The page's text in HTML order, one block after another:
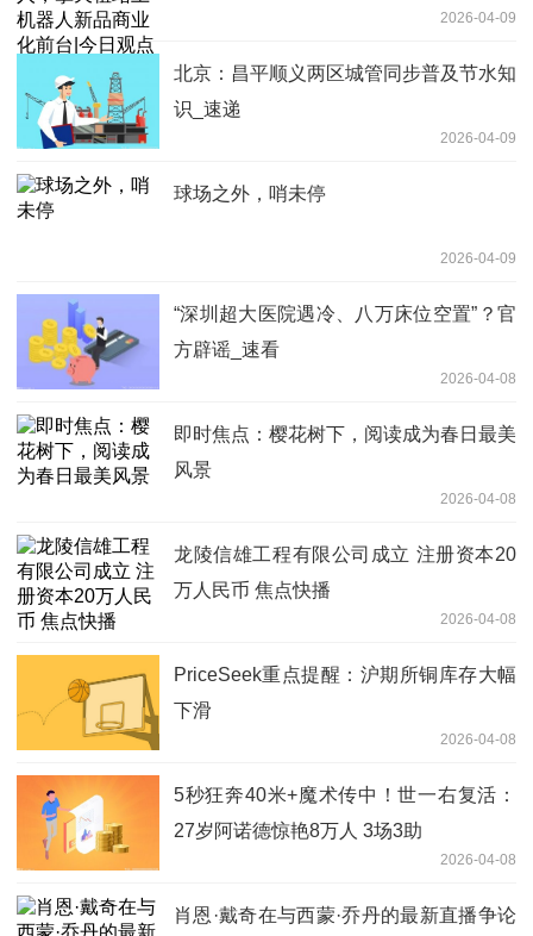
2026-04-09
北京：昌平顺义两区城管同步普及节水知
识_速递
2026-04-09
球场之外，哨未停
2026-04-09
“深圳超大医院遇冷、八万床位空置”？官
方辟谣_速看
2026-04-08
即时焦点：樱花树下，阅读成为春日最美
风景
2026-04-08
龙陵信雄工程有限公司成立 注册资本20
万人民币 焦点快播
2026-04-08
PriceSeek重点提醒：沪期所铜库存大幅
下滑
2026-04-08
5秒狂奔40米+魔术传中！世一右复活：
27岁阿诺德惊艳8万人 3场3助
2026-04-08
肖恩·戴奇在与西蒙·乔丹的最新直播争论